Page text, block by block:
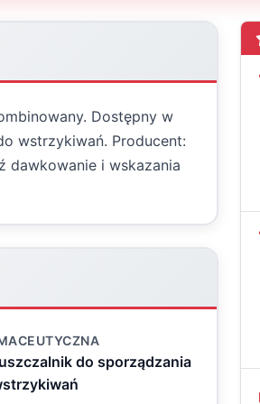
Dostępny w
wstrzykiwań. Producent:
dawkowanie i wskazania
do sporządzania